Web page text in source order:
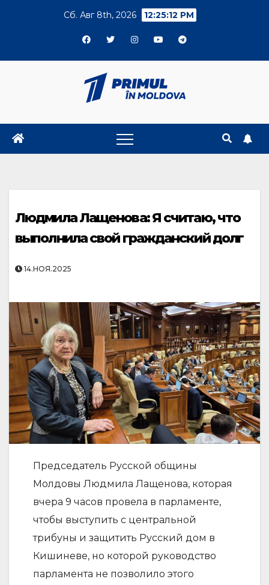
Сб. Авг 8th, 2026 12:25:13 PM
Людмила Лащенова: Я считаю, что
выполнила свой гражданский долг
14.НОЯ.2025
Председатель Русской общины
Молдовы Людмила Лащенова, которая
вчера 9 часов провела в парламенте,
чтобы выступить с центральной
трибуны и защитить Русский дом в
Кишиневе, но которой руководство
парламента не позволило этого